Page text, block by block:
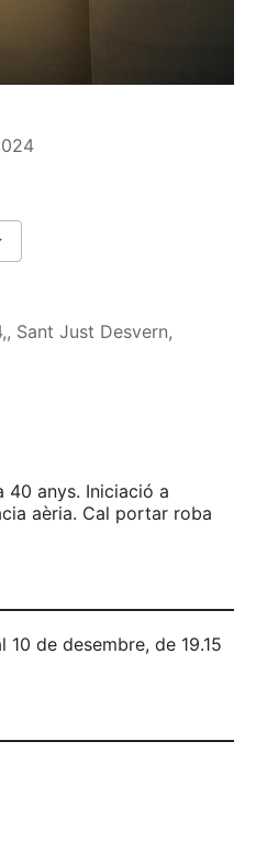
Sant Just Desvern,
40 anys. Iniciació a
aèria. Cal portar roba
10 de desembre, de 19.15